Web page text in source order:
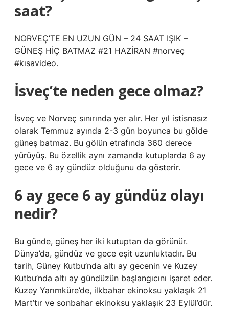
saat?
NORVEÇ’TE EN UZUN GÜN – 24 SAAT IŞIK –
GÜNEŞ HİÇ BATMAZ #21 HAZİRAN #norveç
#kısavideo.
İsveç’te neden gece olmaz?
İsveç ve Norveç sınırında yer alır. Her yıl istisnasız
olarak Temmuz ayında 2-3 gün boyunca bu gölde
güneş batmaz. Bu gölün etrafında 360 derece
yürüyüş. Bu özellik aynı zamanda kutuplarda 6 ay
gece ve 6 ay gündüz olduğunu da gösterir.
6 ay gece 6 ay gündüz olayı
nedir?
Bu günde, güneş her iki kutuptan da görünür.
Dünya’da, gündüz ve gece eşit uzunluktadır. Bu
tarih, Güney Kutbu’nda altı ay gecenin ve Kuzey
Kutbu’nda altı ay gündüzün başlangıcını işaret eder.
Kuzey Yarımküre’de, ilkbahar ekinoksu yaklaşık 21
Mart’tır ve sonbahar ekinoksu yaklaşık 23 Eylül’dür.